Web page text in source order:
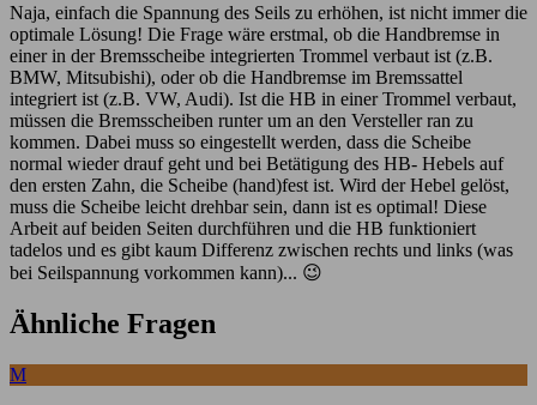
Naja, einfach die Spannung des Seils zu erhöhen, ist nicht immer die
optimale Lösung! Die Frage wäre erstmal, ob die Handbremse in
einer in der Bremsscheibe integrierten Trommel verbaut ist (z.B.
BMW, Mitsubishi), oder ob die Handbremse im Bremssattel
integriert ist (z.B. VW, Audi). Ist die HB in einer Trommel verbaut,
müssen die Bremsscheiben runter um an den Versteller ran zu
kommen. Dabei muss so eingestellt werden, dass die Scheibe
normal wieder drauf geht und bei Betätigung des HB- Hebels auf
den ersten Zahn, die Scheibe (hand)fest ist. Wird der Hebel gelöst,
muss die Scheibe leicht drehbar sein, dann ist es optimal! Diese
Arbeit auf beiden Seiten durchführen und die HB funktioniert
tadelos und es gibt kaum Differenz zwischen rechts und links (was
bei Seilspannung vorkommen kann)... 😉
Ähnliche Fragen
M